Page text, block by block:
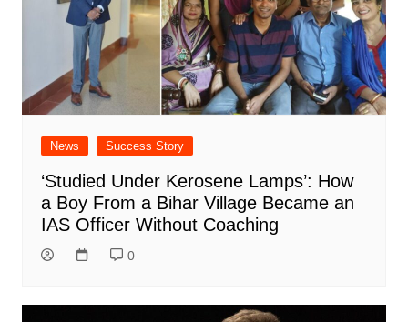
News Success Story
‘Studied Under Kerosene Lamps’: How
a Boy From a Bihar Village Became an
IAS Officer Without Coaching
0